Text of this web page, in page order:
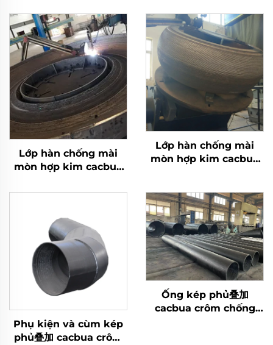
Lớp hàn chống mài
mòn hợp kim cacbua
Lớp hàn chống mài
mòn hợp kim cacbua
Phụ kiện và cùm kép
phủ叠加 cacbua crôm
Ống kép phủ叠加
cacbua crôm chống